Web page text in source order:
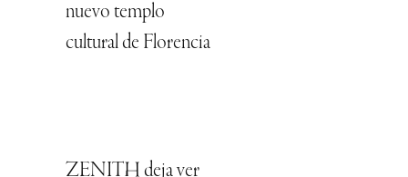
nuevo templo
cultural de Florencia
ZENITH deja ver